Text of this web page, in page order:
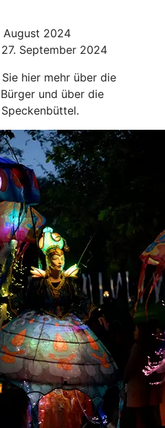
August 2024
September 2024
hier mehr über die
und über die